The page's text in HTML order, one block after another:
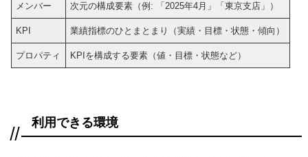
メンバー 次元の構成要素（例: 「2025年4月」「東京支店」）
KPI 業績指標のひとまとまり（実績・目標・状態・傾向）
プロパティ KPIを構成する要素（値・目標・状態など）
利用できる環境